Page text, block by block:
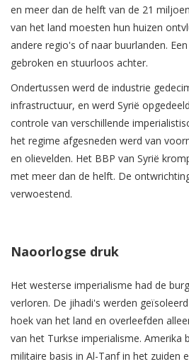
en meer dan de helft van de 21
van het land moesten hun huizen
andere regio's of naar buurlanden.
gebroken en stuurloos achter.
Ondertussen werd de industrie
infrastructuur, en werd Syrië
controle van verschillende
het regime afgesneden werd van
en olievelden. Het BBP van Syrië
met meer dan de helft. De
verwoestend.
Naoorlogse druk
Het westerse imperialisme had de
verloren. De jihadi's werden
hoek van het land en overleefden
van het Turkse imperialisme. Amerika
militaire basis in Al-Tanf in het zuiden